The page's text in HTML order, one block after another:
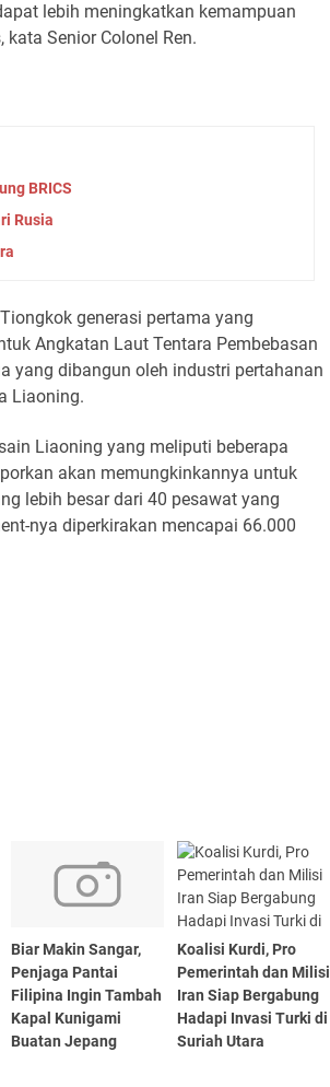
lebih meningkatkan kemampuan
Senior Colonel Ren.
BRICS
Rusia
generasi pertama yang
Angkatan Laut Tentara Pembebasan
yang dibangun oleh industri pertahanan
Liaoning.
Liaoning yang meliputi beberapa
akan memungkinkannya untuk
lebih besar dari 40 pesawat yang
nya diperkirakan mencapai 66.000
Biar Makin Sangar,
Penjaga Pantai
Filipina Ingin Tambah
Kapal Kunigami
Buatan Jepang
Koalisi Kurdi, Pro
Pemerintah dan Milisi
Iran Siap Bergabung
Hadapi Invasi Turki di
Suriah Utara